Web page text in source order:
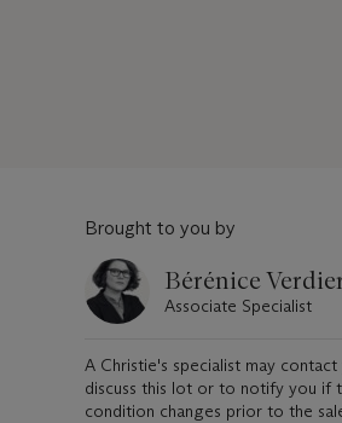
Brought to you by
Bérénice
Associate Specialist
A Christie's specialist may
discuss this lot or to notify you if
condition changes prior to the